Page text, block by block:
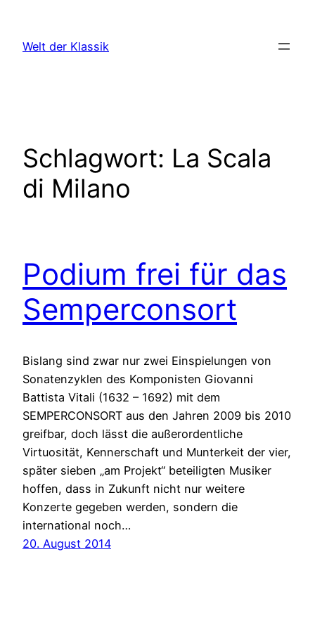
springen
Welt der Klassik
Schlagwort: La Scala
di Milano
Podium frei für das
Semperconsort
Bislang sind zwar nur zwei Einspielungen von
Sonatenzyklen des Komponisten Giovanni
Battista Vitali (1632 – 1692) mit dem
SEMPERCONSORT aus den Jahren 2009 bis 2010
greifbar, doch lässt die außerordentliche
Virtuosität, Kennerschaft und Munterkeit der vier,
später sieben „am Projekt“ beteiligten Musiker
hoffen, dass in Zukunft nicht nur weitere
Konzerte gegeben werden, sondern die
international noch…
20. August 2014